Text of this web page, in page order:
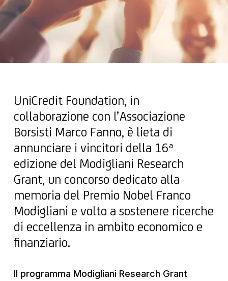
UniCredit Foundation, in
collaborazione con l’Associazione
Borsisti Marco Fanno, è lieta di
annunciare i vincitori della 16ª
edizione del Modigliani Research
Grant, un concorso dedicato alla
memoria del Premio Nobel Franco
Modigliani e volto a sostenere ricerche
di eccellenza in ambito economico e
finanziario.
Il programma Modigliani Research Grant